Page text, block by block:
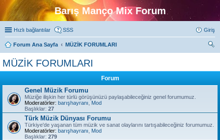
Barış Manço Mix Forum
Hızlı bağlantılar SSS Giriş
Forum Ana Sayfa
MÜZİK FORUMLARI
MÜZİK FORUMLARI
Forum
Genel Müzik Forumu
Müziğe ilişkin her türlü görüşünüzü paylaşabileceğiniz genel forumumuz.
Moderatörler: barışhayranı
Mod
Başlıklar: 27
Türk Müzik Dünyası Forumu
Türkiye'de yaşanan tüm müzik ve sanat olaylarını tartışabileceğiniz forumumuz.
Moderatörler: barışhayranı
Mod
Başlıklar: 279